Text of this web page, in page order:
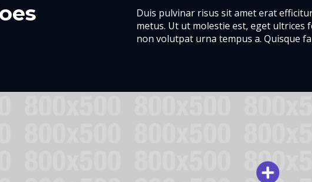
Duis pulvinar risus sit amet erat
metus. Ut ut molestie est, eget ultrices
non volutpat urna tempus a. Quisque